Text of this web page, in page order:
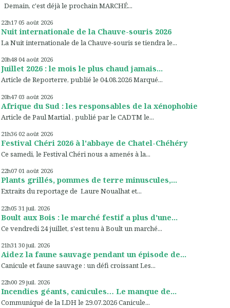
Demain, c'est déjà le prochain MARCHÉ...
22h17 05 août 2026
Nuit internationale de la Chauve-souris 2026
La Nuit internationale de la Chauve-souris se tiendra le...
20h48 04 août 2026
Juillet 2026 : le mois le plus chaud jamais...
Article de Reporterre, publié le 04.08.2026 Marqué...
20h47 03 août 2026
Afrique du Sud : les responsables de la xénophobie
Article de Paul Martial , publié par le CADTM le...
21h36 02 août 2026
Festival Chéri 2026 à l'abbaye de Chatel-Chéhéry
Ce samedi, le Festival Chéri nous a amenés à la...
22h07 01 août 2026
Plants grillés, pommes de terre minuscules,...
Extraits du reportage de Laure Noualhat et...
22h05 31 juil. 2026
Boult aux Bois : le marché festif a plus d'une...
Ce vendredi 24 juillet, s'est tenu à Boult un marché...
21h31 30 juil. 2026
Aidez la faune sauvage pendant un épisode de...
Canicule et faune sauvage : un défi croissant Les...
22h00 29 juil. 2026
Incendies géants, canicules… Le manque de...
Communiqué de la LDH le 29.07.2026 Canicule...